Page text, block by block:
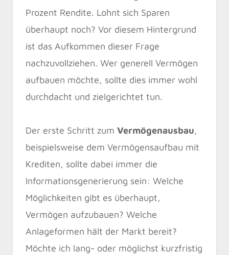
Prozent Rendite. Lohnt sich Sparen
überhaupt noch? Vor diesem Hintergrund
ist das Aufkommen dieser Frage
nachzuvollziehen. Wer generell Vermögen
aufbauen möchte, sollte dies immer wohl
durchdacht und zielgerichtet tun.
Der erste Schritt zum Vermögenausbau,
beispielsweise dem Vermögensaufbau mit
Krediten, sollte dabei immer die
Informationsgenerierung sein: Welche
Möglichkeiten gibt es überhaupt,
Vermögen aufzubauen? Welche
Anlageformen hält der Markt bereit?
Möchte ich lang- oder möglichst kurzfristig